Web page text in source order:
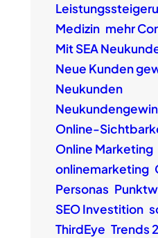
Medizin mehr
Mit SEA
Neue Kunden
Neukunden
Online-
Online Marketing
onlinemarketing
Personas
SEO Investition
ThirdEye Trends